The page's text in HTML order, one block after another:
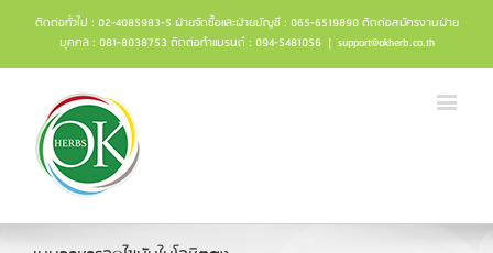
ติดต่อทั่วไป : 02-4085983-5 ฝ่ายจัดซื้อและฝ่ายบัญชี : 065-6519890 ติดต่อสมัครงานฝ่าย
บุคคล : 081-8038753 ติดต่อทำแบรนด์ : 094-5481056 | support@okherb.co.th